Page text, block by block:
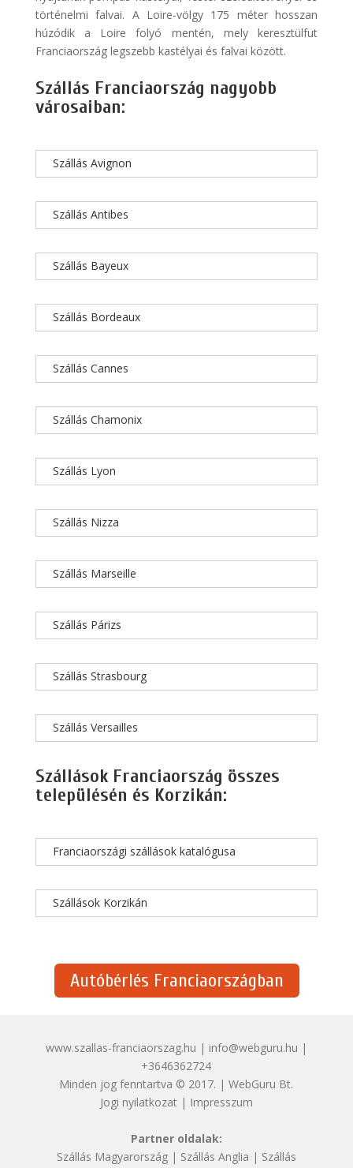
történelmi falvai. A Loire-völgy 175 méter hosszan
húzódik a Loire folyó mentén, mely keresztülfut
Franciaország legszebb kastélyai és falvai között.
Szállás Franciaország nagyobb
városaiban:
Szállás Avignon
Szállás Antibes
Szállás Bayeux
Szállás Bordeaux
Szállás Cannes
Szállás Chamonix
Szállás Lyon
Szállás Nizza
Szállás Marseille
Szállás Párizs
Szállás Strasbourg
Szállás Versailles
Szállások Franciaország összes
településén és Korzikán:
Franciaországi szállások katalógusa
Szállások Korzikán
Autóbérlés Franciaországban
www.szallas-franciaorszag.hu | info@webguru.hu |
+3646362724
Minden jog fenntartva © 2017. | WebGuru Bt.
Jogi nyilatkozat| Impresszum
Partner oldalak:
Szállás Magyarország| Szállás Anglia | Szállás